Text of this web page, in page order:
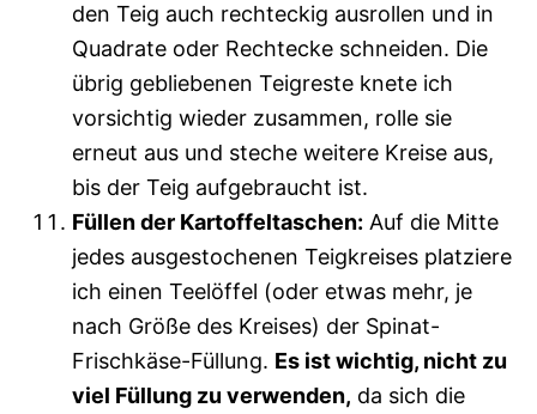
den Teig auch rechteckig ausrollen und in
Quadrate oder Rechtecke schneiden. Die
übrig gebliebenen Teigreste knete ich
vorsichtig wieder zusammen, rolle sie
erneut aus und steche weitere Kreise aus,
bis der Teig aufgebraucht ist.
Füllen der Kartoffeltaschen: Auf die Mitte
jedes ausgestochenen Teigkreises platziere
ich einen Teelöffel (oder etwas mehr, je
nach Größe des Kreises) der Spinat-
Frischkäse-Füllung. Es ist wichtig, nicht zu
viel Füllung zu verwenden, da sich die